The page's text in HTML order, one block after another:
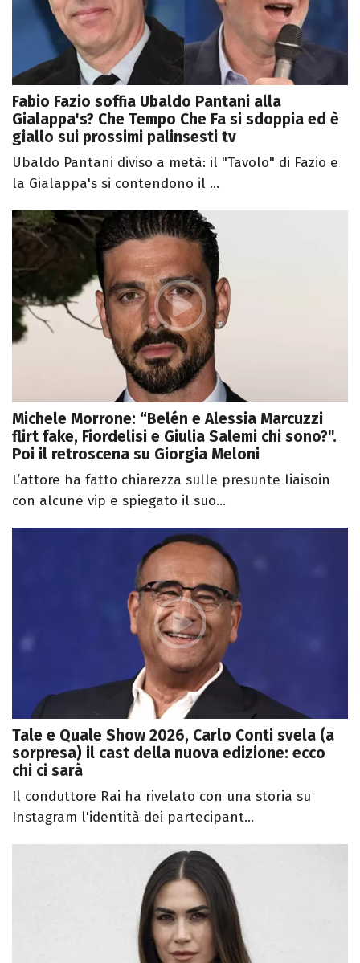
Fabio Fazio soffia Ubaldo Pantani alla
Gialappa's? Che Tempo Che Fa si sdoppia ed è
giallo sui prossimi palinsesti tv
Ubaldo Pantani diviso a metà: il "Tavolo" di Fazio e
la Gialappa's si contendono il ...
Michele Morrone: “Belén e Alessia Marcuzzi
flirt fake, Fiordelisi e Giulia Salemi chi sono?".
Poi il retroscena su Giorgia Meloni
L’attore ha fatto chiarezza sulle presunte liaisoin
con alcune vip e spiegato il suo...
Tale e Quale Show 2026, Carlo Conti svela (a
sorpresa) il cast della nuova edizione: ecco
chi ci sarà
Il conduttore Rai ha rivelato con una storia su
Instagram l'identità dei partecipant...